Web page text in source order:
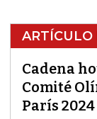
ARTÍCULO
Cadena
Comité
París 2024